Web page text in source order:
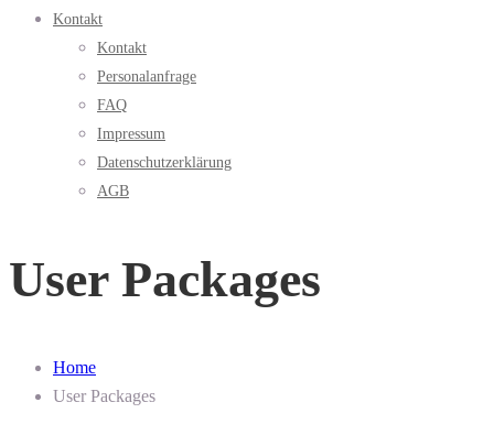
Kontakt
Kontakt
Personalanfrage
FAQ
Impressum
Datenschutzerklärung
AGB
User Packages
Home
User Packages